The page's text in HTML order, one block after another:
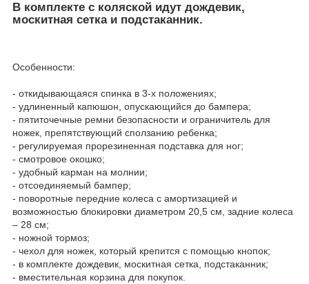
В комплекте с коляской идут дождевик,
москитная сетка и подстаканник.
Особенности:
- откидывающаяся спинка в 3-х положениях;
- удлиненный капюшон, опускающийся до бампера;
- пятиточечные ремни безопасности и ограничитель для
ножек, препятствующий сползанию ребенка;
- регулируемая прорезиненная подставка для ног;
- смотровое окошко;
- удобный карман на молнии;
- отсоединяемый бампер;
- поворотные передние колеса с амортизацией и
возможностью блокировки диаметром 20,5 см, задние колеса
– 28 см;
- ножной тормоз;
- чехол для ножек, который крепится с помощью кнопок;
- в комплекте дождевик, москитная сетка, подстаканник;
- вместительная корзина для покупок.